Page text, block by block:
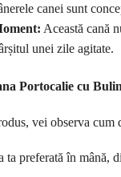
canei sunt
Această cană
unei zile agitate.
Portocalie cu
vei observa
ta preferată în mână,